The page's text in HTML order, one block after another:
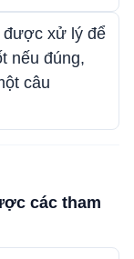
được xử lý để
nếu đúng,
câu
các tham